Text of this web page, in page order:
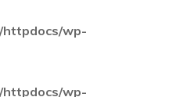
httpdocs/wp-
httpdocs/wp-